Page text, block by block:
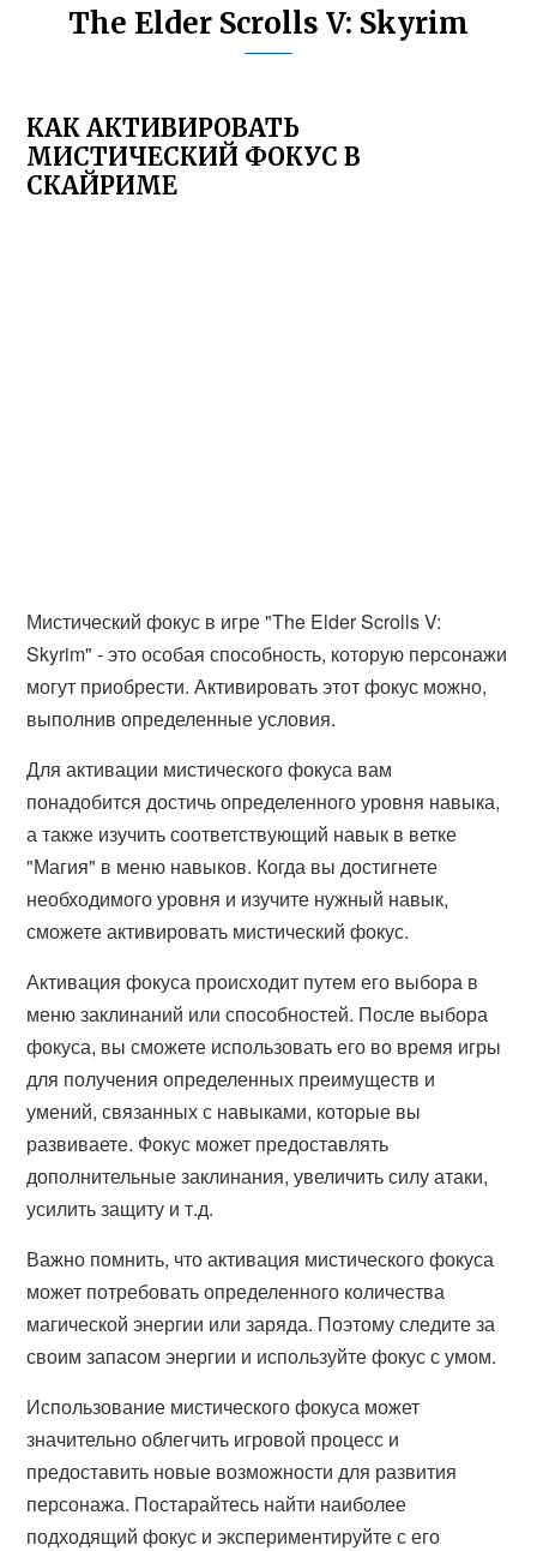
The Elder Scrolls V: Skyrim
КАК АКТИВИРОВАТЬ
МИСТИЧЕСКИЙ ФОКУС В
СКАЙРИМЕ
Мистический фокус в игре "The Elder Scrolls V:
Skyrim" - это особая способность, которую персонажи
могут приобрести. Активировать этот фокус можно,
выполнив определенные условия.
Для активации мистического фокуса вам
понадобится достичь определенного уровня навыка,
а также изучить соответствующий навык в ветке
"Магия" в меню навыков. Когда вы достигнете
необходимого уровня и изучите нужный навык,
сможете активировать мистический фокус.
Активация фокуса происходит путем его выбора в
меню заклинаний или способностей. После выбора
фокуса, вы сможете использовать его во время игры
для получения определенных преимуществ и
умений, связанных с навыками, которые вы
развиваете. Фокус может предоставлять
дополнительные заклинания, увеличить силу атаки,
усилить защиту и т.д.
Важно помнить, что активация мистического фокуса
может потребовать определенного количества
магической энергии или заряда. Поэтому следите за
своим запасом энергии и используйте фокус с умом.
Использование мистического фокуса может
значительно облегчить игровой процесс и
предоставить новые возможности для развития
персонажа. Постарайтесь найти наиболее
подходящий фокус и экспериментируйте с его